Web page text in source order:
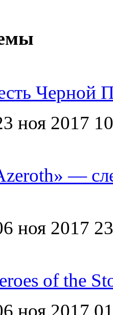
Черной
ноя 2017
—
ноя 2017
of the
ноя 2017